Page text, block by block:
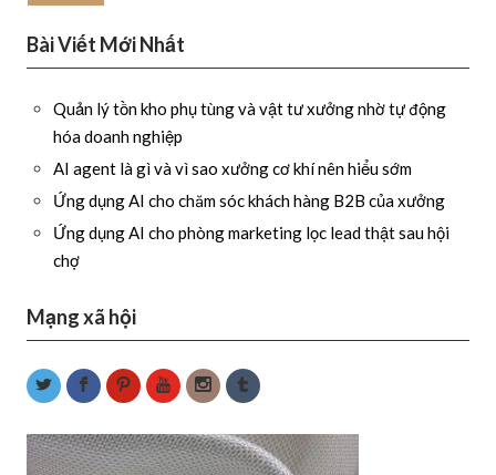
Bài Viết Mới Nhất
Quản lý tồn kho phụ tùng và vật tư xưởng nhờ tự động
hóa doanh nghiệp
AI agent là gì và vì sao xưởng cơ khí nên hiểu sớm
Ứng dụng AI cho chăm sóc khách hàng B2B của xưởng
Ứng dụng AI cho phòng marketing lọc lead thật sau hội
chợ
Mạng xã hội